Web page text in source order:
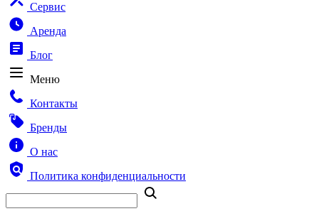
Сервис
Аренда
Блог
Меню
Контакты
Бренды
О нас
Политика конфиденциальности